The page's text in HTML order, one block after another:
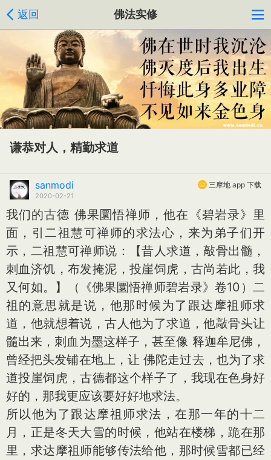
返回 佛法实修
谦恭对人，精勤求道
三摩地 app 下载
sanmodi
2020-02-21
我们的古德 佛果圜悟禅师，他在《碧岩录》里
面，引二祖慧可禅师的求法心，来为弟子们开
示，二祖慧可禅师说：【昔人求道，敲骨出髓，
刺血济饥，布发掩泥，投崖饲虎，古尚若此，我
又何如。】（《佛果圜悟禅师碧岩录》卷10）二
祖的意思就是说，他那时候为了跟达摩祖师求
道，他就想着说，古人他为了求道，他敲骨头让
髓出来，刺血为墨这样子，甚至像 释迦牟尼佛，
曾经把头发铺在地上，让 佛陀走过去，也为了求
道投崖饲虎，古德都这个样子了，我现在色身好
好的，那我更应该要好好地求法。
所以他为了跟达摩祖师求法，在那一年的十二
月，正是冬天大雪的时候，他站在楼梯，跪在那
里，求达摩祖师能够传法给他，那时候雪都已经